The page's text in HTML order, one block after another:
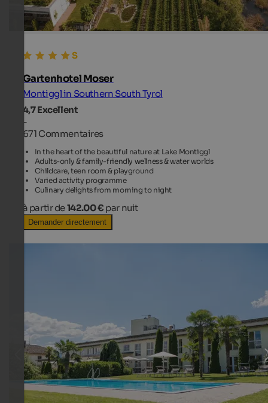
Gartenhotel Moser
Montiggl in Southern South Tyrol
4,7Excellent
-
671 Commentaires
In the heart of the beautiful nature at Lake Montiggl
Adults-only & family-friendly wellness & water worlds
Childcare, teen room & playground
Varied activity programme
Culinary delights from morning to night
à partir de142.00 € par nuit
Demander directement